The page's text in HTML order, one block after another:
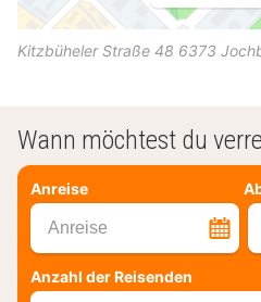
Kitzbüheler Straße 48 6373
Wann möchtest du
Anreise
Anreise
Anzahl der Reisenden